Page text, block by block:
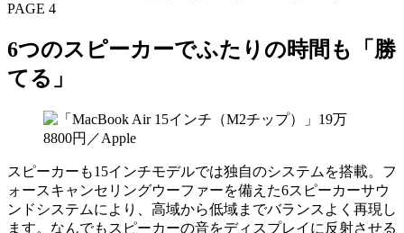
PAGE 4
6つのスピーカーでふたりの時間も「勝
てる」
スピーカーも15インチモデルでは独自のシステムを搭載。フ
ォースキャンセリングウーファーを備えた6スピーカーサウ
ンドシステムにより、高域から低域までバランスよく再現し
ます。なんでもスピーカーの音をディスプレイに反射させる